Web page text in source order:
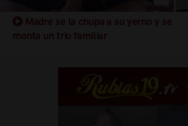
Madre se la chupa a su yerno y se
monta un trio familiar